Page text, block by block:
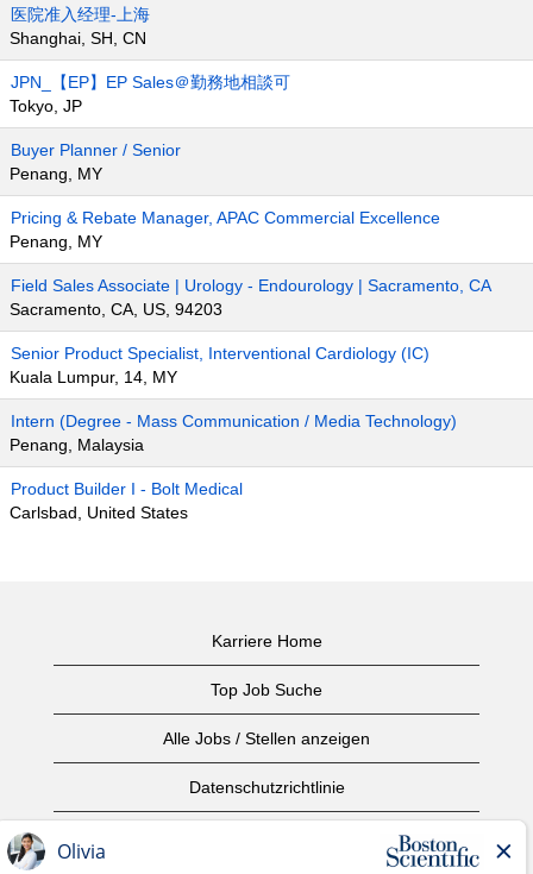
医院准入经理-上海
Shanghai, SH, CN
JPN_【EP】EP Sales＠勤務地相談可
Tokyo, JP
Buyer Planner / Senior
Penang, MY
Pricing & Rebate Manager, APAC Commercial Excellence
Penang, MY
Field Sales Associate | Urology - Endourology | Sacramento, CA
Sacramento, CA, US, 94203
Senior Product Specialist, Interventional Cardiology (IC)
Kuala Lumpur, 14, MY
Intern (Degree - Mass Communication / Media Technology)
Penang, Malaysia
Product Builder I - Bolt Medical
Carlsbad, United States
Karriere Home
Top Job Suche
Alle Jobs / Stellen anzeigen
Datenschutzrichtlinie